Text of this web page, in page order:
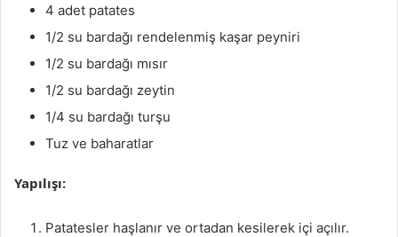
4 adet patates
1/2 su bardağı rendelenmiş kaşar peyniri
1/2 su bardağı mısır
1/2 su bardağı zeytin
1/4 su bardağı turşu
Tuz ve baharatlar
Yapılışı:
Patatesler haşlanır ve ortadan kesilerek içi açılır.